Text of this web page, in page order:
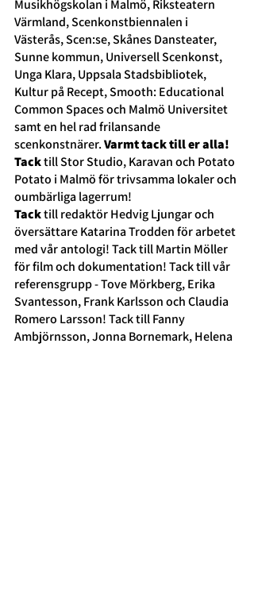
Musikhögskolan i Malmö, Riksteatern
Värmland, Scenkonstbiennalen i
Västerås, Scen:se, Skånes Dansteater,
Sunne kommun, Universell Scenkonst,
Unga Klara, Uppsala Stadsbibliotek,
Kultur på Recept, Smooth: Educational
Common Spaces och Malmö Universitet
samt en hel rad frilansande
scenkonstnärer. Varmt tack till er alla!
Tack till Stor Studio, Karavan och Potato
Potato i Malmö för trivsamma lokaler och
oumbärliga lagerrum!
Tack till redaktör Hedvig Ljungar och
översättare Katarina Trodden för arbetet
med vår antologi! Tack till Martin Möller
för film och dokumentation! Tack till vår
referensgrupp - Tove Mörkberg, Erika
Svantesson, Frank Karlsson och Claudia
Romero Larsson! Tack till Fanny
Ambjörnsson, Jonna Bornemark, Helena